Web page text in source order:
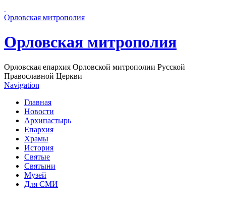
Орловская митрополия
Орловская митрополия
Орловская епархия Орловской митрополии Русской
Православной Церкви
Navigation
Главная
Новости
Архипастырь
Епархия
Храмы
История
Святые
Святыни
Музей
Для СМИ